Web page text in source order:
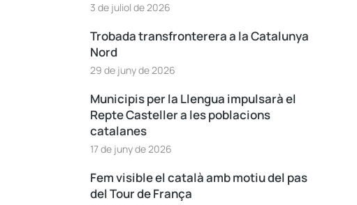
3 de juliol de 2026
Trobada transfronterera a la Catalunya
Nord
29 de juny de 2026
Municipis per la Llengua impulsarà el
Repte Casteller a les poblacions
catalanes
17 de juny de 2026
Fem visible el català amb motiu del pas
del Tour de França